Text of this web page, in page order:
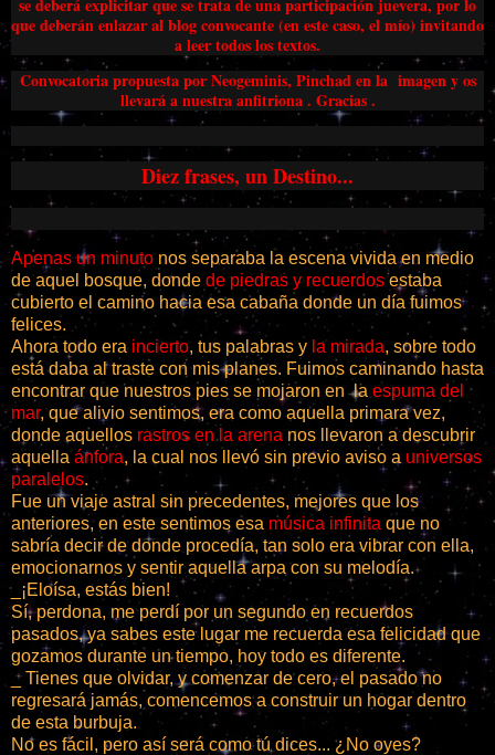
se deberá explicitar que se trata de una participación juevera, por lo
que deberán enlazar al blog convocante (en este caso, el mío) invitando
a leer todos los textos.
Convocatoria propuesta por Neogeminis, Pinchad en la imagen y os
llevará a nuestra anfitriona . Gracias .
Diez frases, un Destino...
Apenas un minuto nos separaba la escena vivida en medio
de aquel bosque, donde de piedras y recuerdosestaba
cubierto el camino hacia esa cabaña donde un día fuimos
felices.
Ahora todo eraincierto, tus palabras y la mirada, sobre todo
está daba al traste con mis planes. Fuimos caminando hasta
encontrar que nuestros pies se mojaron en la espuma del
mar, que alivio sentimos, era como aquella primara vez,
donde aquellos rastros en la arena nos llevaron a descubrir
aquella ánfora, la cual nos llevó sin previo aviso a universos
paralelos.
Fue un viaje astral sin precedentes, mejores que los
anteriores, en este sentimos esa música infinita que no
sabría decir de donde procedía, tan solo era vibrar con ella,
emocionarnos y sentir aquella arpa con su melodía.
_¡Eloísa, estás bien!
Sí, perdona, me perdí por un segundo en recuerdos
pasados, ya sabes este lugar me recuerda esa felicidad que
gozamos durante un tiempo, hoy todo es diferente.
_ Tienes que olvidar, y comenzar de cero, el pasado no
regresará jamás, comencemos a construir un hogar dentro
de esta burbuja.
No es fácil, pero así será como tú dices... ¿No oyes?